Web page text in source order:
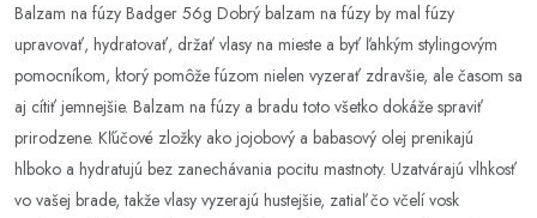
Balzam na fúzy Badger 56g Dobrý balzam na fúzy by mal fúzy
upravovať, hydratovať, držať vlasy na mieste a byť ľahkým stylingovým
pomocníkom, ktorý pomôže fúzom nielen vyzerať zdravšie, ale časom sa
aj cítiť jemnejšie. Balzam na fúzy a bradu toto všetko dokáže spraviť
prirodzene. Kľúčové zložky ako jojobový a babasový olej prenikajú
hlboko a hydratujú bez zanechávania pocitu mastnoty. Uzatvárajú vlhkosť
vo vašej brade, takže vlasy vyzerajú hustejšie, zatiaľ čo včelí vosk